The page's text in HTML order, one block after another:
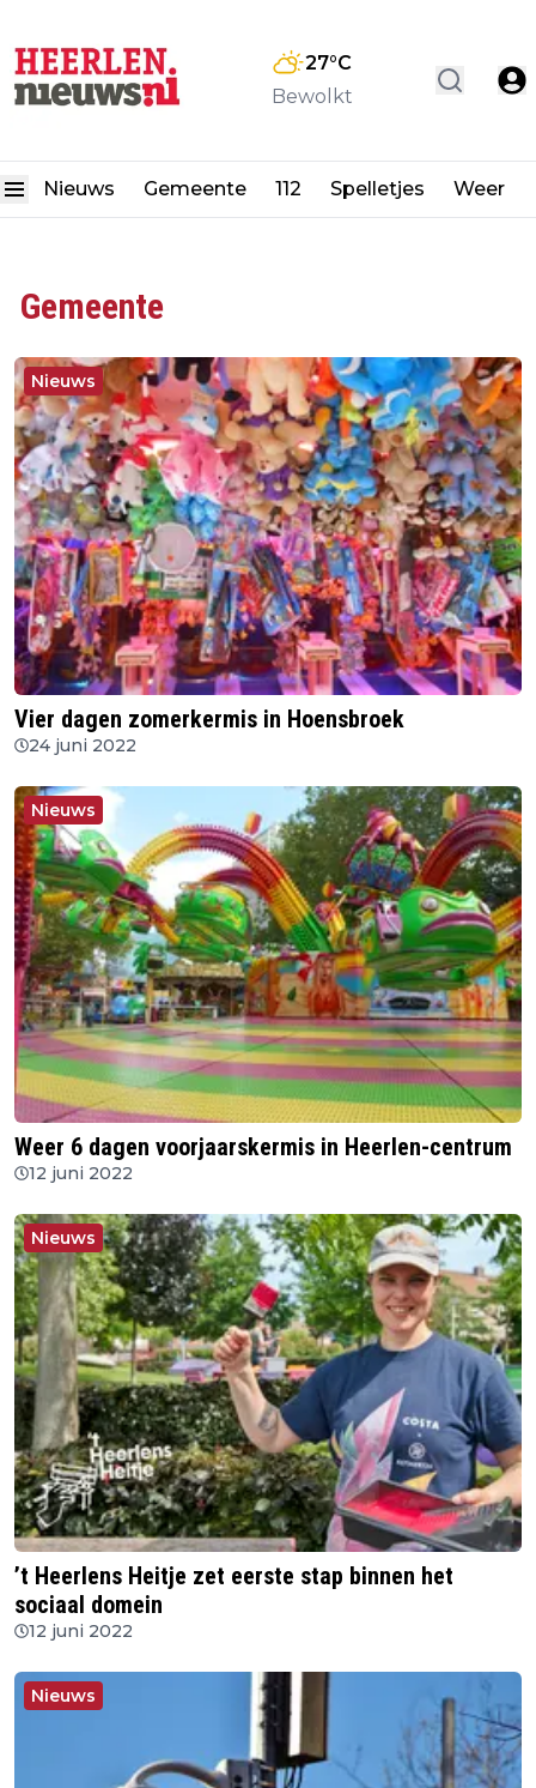
27°C
Bewolkt
Nieuws Gemeente 112 Spelletjes Weer
Gemeente
Nieuws
Vier dagen zomerkermis in Hoensbroek
24 juni 2022
Nieuws
Weer 6 dagen voorjaarskermis in Heerlen-centrum
12 juni 2022
Nieuws
’t Heerlens Heitje zet eerste stap binnen het
sociaal domein
12 juni 2022
Nieuws